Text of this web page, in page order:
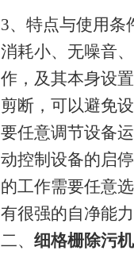
3、特点与使用条
消耗小、无噪音
作，及其本身设
剪断，可以避免
要任意调节设备
动控制设备的启
的工作需要任意
有很强的自净能
二、 细格栅除污机